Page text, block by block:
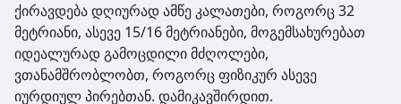
ქირავდება დღიურად ამწე კალათები, როგორც 32
მეტრიანი, ასევე 15/16 მეტრიანები, მოგემსახურებათ
იდეალურად გამოცდილი მძღოლები,
ვთანამშრობლობთ, როგორც ფიზიკურ ასევე
იურდიულ პირებთან. დამიკავშირდით.